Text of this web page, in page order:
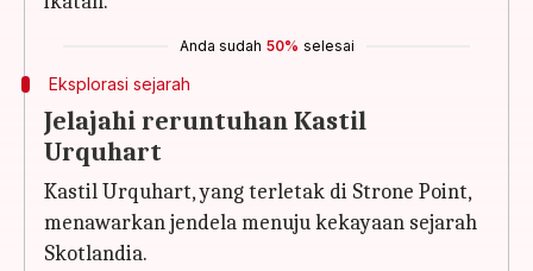
Anda sudah 50% selesai
Eksplorasi sejarah
Jelajahi reruntuhan Kastil
Urquhart
Kastil Urquhart, yang terletak di Strone Point,
menawarkan jendela menuju kekayaan sejarah
Skotlandia.